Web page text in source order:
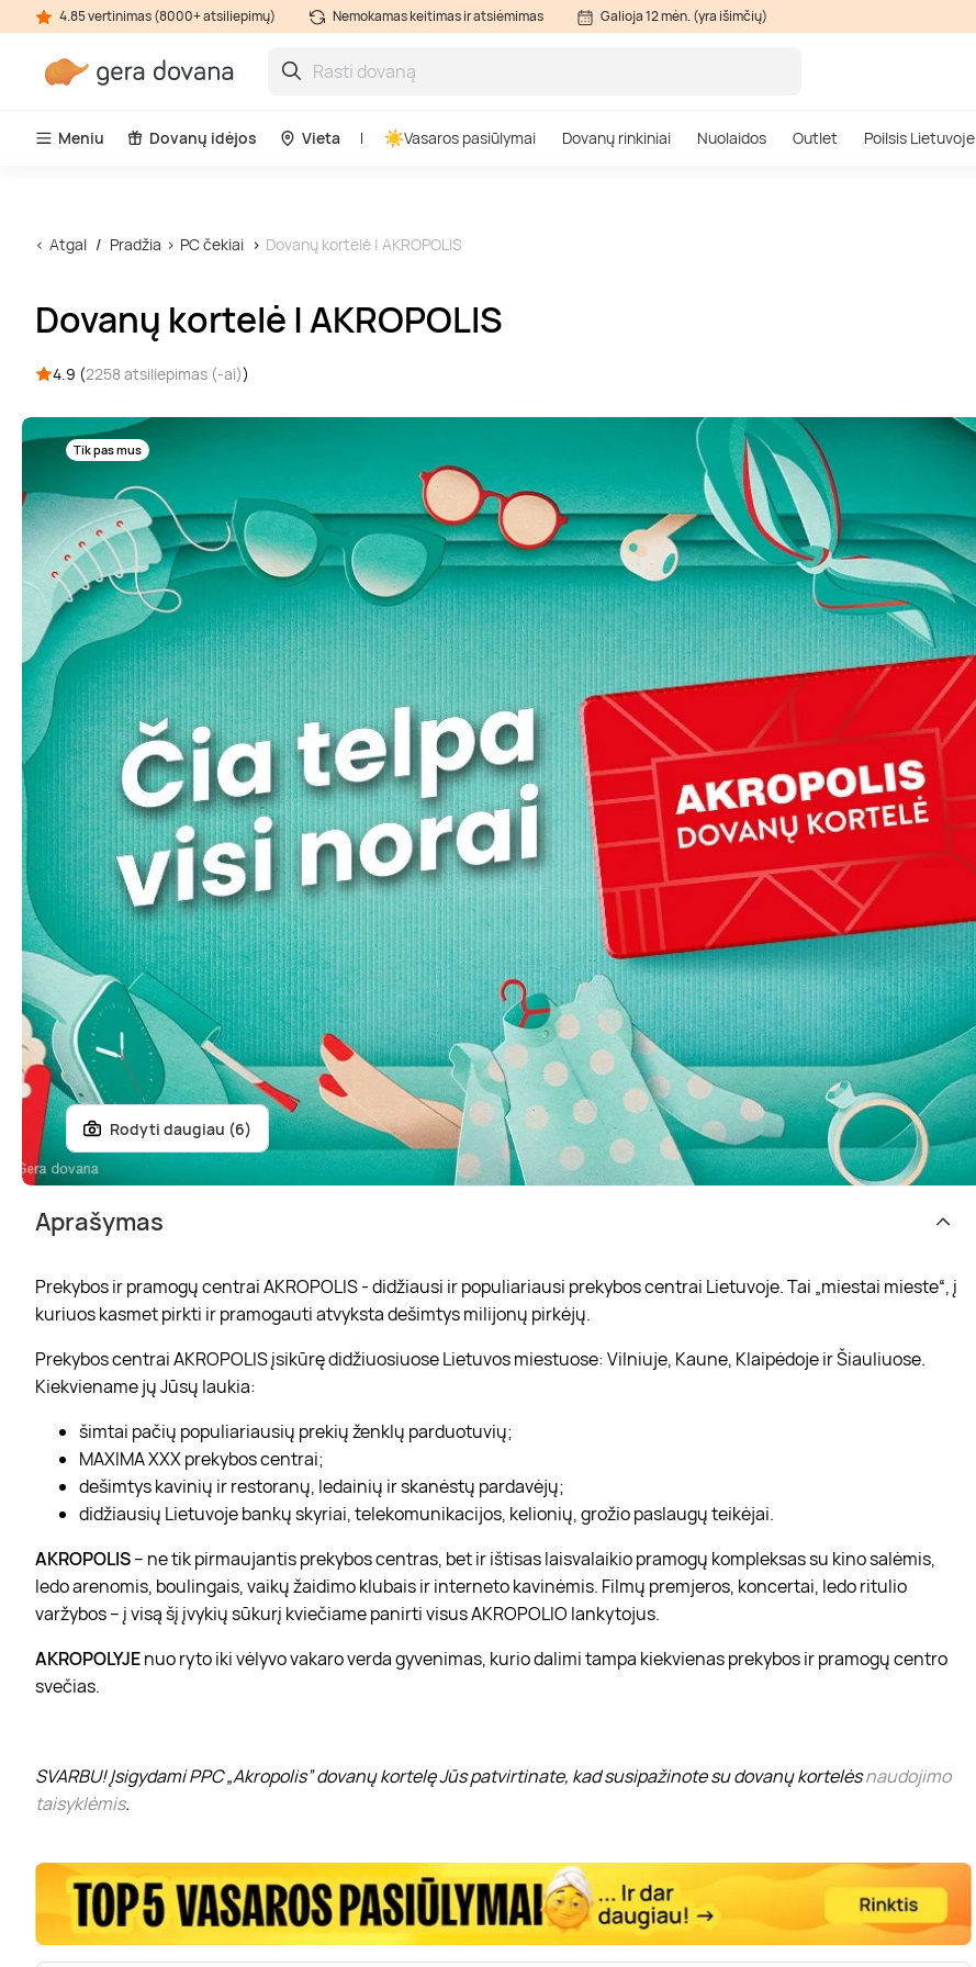
4.85 vertinimas (8000+ atsiliepimų) Nemokamas keitimas ir atsiėmimas Galioja 12 mėn. (yra išimčių)
Meniu Dovanų idėjos Vieta Vasaros pasiūlymai Dovanų rinkiniai Nuolaidos Outlet Poilsis Lietuvoje
Atgal Pradžia PC čekiai Dovanų kortelė | AKROPOLIS
Dovanų kortelė | AKROPOLIS
4.9 (2258 atsiliepimas (-ai))
Tik pas mus
Rodyti daugiau (6)
Aprašymas
Prekybos ir pramogų centrai AKROPOLIS - didžiausi ir populiariausi prekybos centrai Lietuvoje. Tai „miestai mieste“, į
kuriuos kasmet pirkti ir pramogauti atvyksta dešimtys milijonų pirkėjų.
Prekybos centrai AKROPOLIS įsikūrę didžiuosiuose Lietuvos miestuose: Vilniuje, Kaune, Klaipėdoje ir Šiauliuose.
Kiekviename jų Jūsų laukia:
šimtai pačių populiariausių prekių ženklų parduotuvių;
MAXIMA XXX prekybos centrai;
dešimtys kavinių ir restoranų, ledainių ir skanėstų pardavėjų;
didžiausių Lietuvoje bankų skyriai, telekomunikacijos, kelionių, grožio paslaugų teikėjai.
AKROPOLIS– ne tik pirmaujantis prekybos centras, bet ir ištisas laisvalaikio pramogų kompleksas su kino salėmis,
ledo arenomis, boulingais, vaikų žaidimo klubais ir interneto kavinėmis. Filmų premjeros, koncertai, ledo ritulio
varžybos – į visą šį įvykių sūkurį kviečiame panirti visus AKROPOLIO lankytojus.
AKROPOLYJEnuo ryto iki vėlyvo vakaro verda gyvenimas, kurio dalimi tampa kiekvienas prekybos ir pramogų centro
svečias.
SVARBU! Įsigydami PPC „Akropolis” dovanų kortelę Jūs patvirtinate, kad susipažinote su dovanų kortelėsnaudojimo
taisyklėmis.